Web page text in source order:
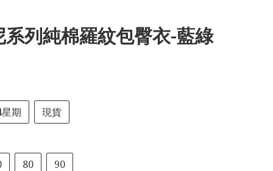
系列純棉羅紋包臀衣-藍綠
期
現貨
80 90